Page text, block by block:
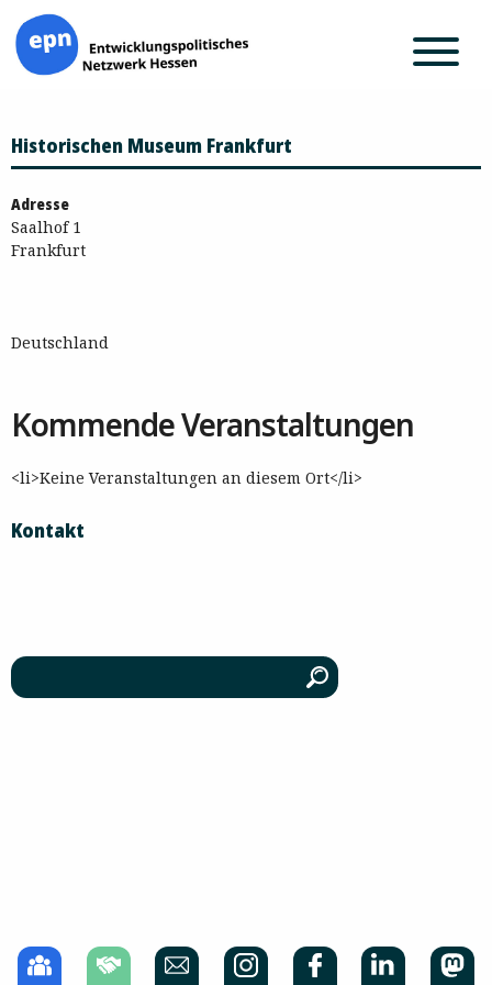
Inhalt
springen
Historischen Museum Frankfurt
Adresse
Saalhof 1
Frankfurt
Deutschland
Kommende Veranstaltungen
<li>Keine Veranstaltungen an diesem Ort</li>
Kontakt